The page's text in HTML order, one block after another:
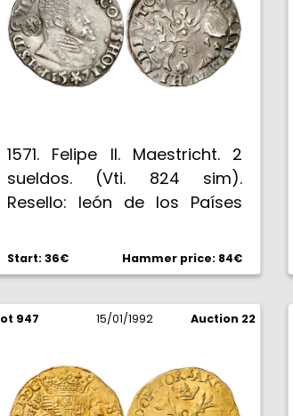
1571. Felipe II. Maestricht. 2
sueldos. (Vti. 824 sim).
Resello: león de los Países
Start: 36€ Hammer price: 84€
947 15/01/1992 Auction 22